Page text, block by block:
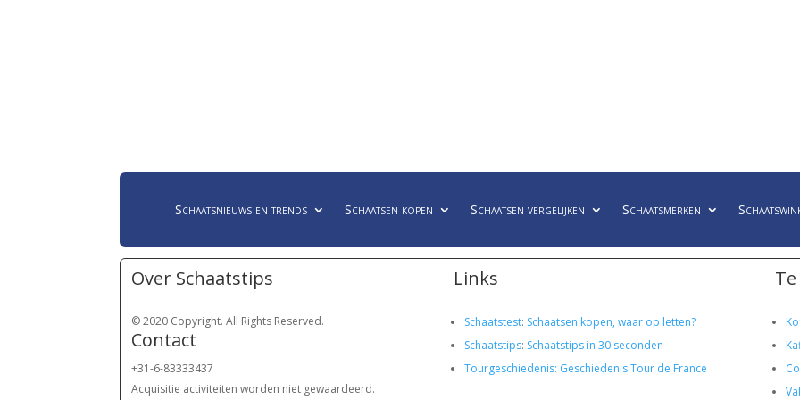
Schaatsnieuws en trends Schaatsen kopen Schaatsen vergelijken Schaatsmerken
Over Schaatstips
© 2020 Copyright. All Rights Reserved.
Contact
+31-6-83333437
Acquisitie activiteiten worden niet gewaardeerd.
Links
Schaatstest: Schaatsen kopen, waar op letten?
Schaatstips: Schaatstips in 30 seconden
Tourgeschiedenis: Geschiedenis Tour de France